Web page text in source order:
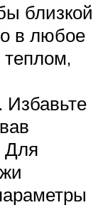
близкой
в любое
теплом,
Избавьте
Для